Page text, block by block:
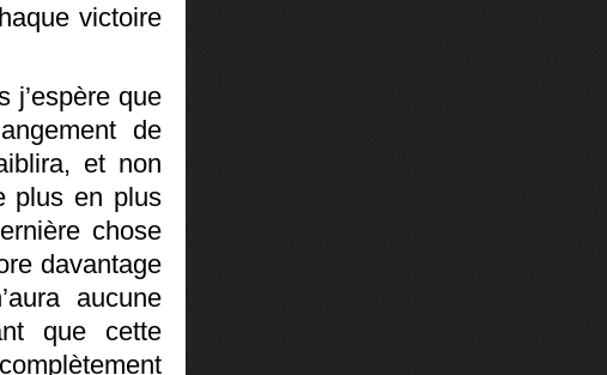
victoire
j’espère que
de
et non
plus en plus
chose
davantage
aucune
que cette